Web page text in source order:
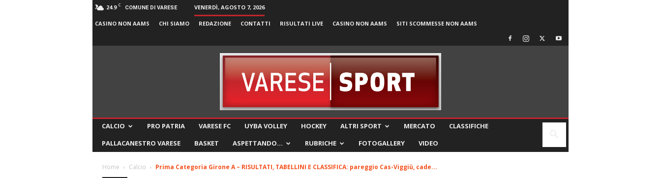
24.9 C COMUNE DI VARESE VENERDÌ, AGOSTO 7, 2026
CASINO NON AAMS CHI SIAMO REDAZIONE CONTATTI RISULTATI LIVE CASINO NON AAMS SITI SCOMMESSE NON AAMS
CALCIO PRO PATRIA VARESE FC UYBA VOLLEY HOCKEY ALTRI SPORT MERCATO
CLASSIFICHE
PALLACANESTRO VARESE
BASKET ASPETTANDO… RUBRICHE FOTOGALLERY VIDEO
Home Calcio Prima Categoria Girone A – RISULTATI, TABELLINI E CLASSIFICA: pareggio Cas-Viggiù, cade...